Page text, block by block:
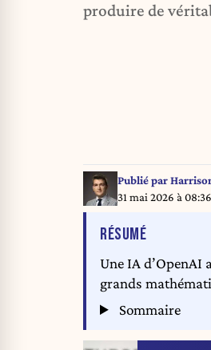
produire de
Publié par
31 mai 2026 à 08:36
RÉSUMÉDE L'ARTICLE
Une IA d’OpenAI
grands
Sommaire